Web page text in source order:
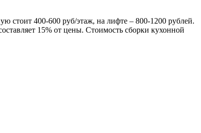
стоит 400-600 руб/этаж, на лифте – 800-1200 рублей.
15% от цены. Стоимость сборки кухонной